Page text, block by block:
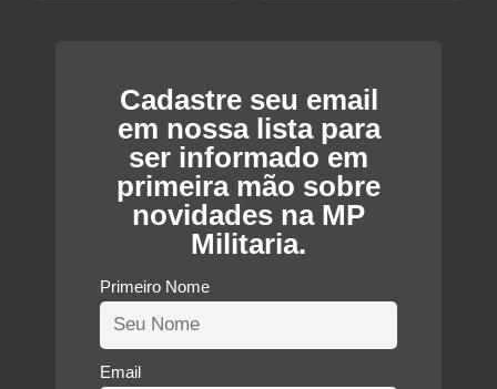
Cadastre seu email
em nossa lista para
ser informado em
primeira mão sobre
novidades na MP
Militaria.
Primeiro Nome
Email